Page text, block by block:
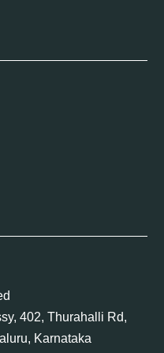
402, Thurahalli Rd,
Karnataka